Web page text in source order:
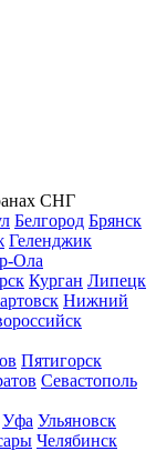
СНГ
Белгород Брянск
Геленджик
Ола
Курган Липецк
Нижний
Пятигорск
Севастополь
Уфа Ульяновск
Челябинск